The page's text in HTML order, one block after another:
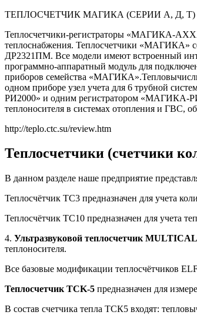
ТЕПЛОСЧЕТЧИК МАГИКА (СЕРИИ А, Д, Т)
Теплосчетчики-регистраторы «МАГИКА-
теплоснабжения. Теплосчетчики «МАГИКА»
ДР2321ПМ. Все модели имеют встроенный
программно-аппаратный модуль для
приборов семейства
одном приборе узел учета для 6 трубной
РИ2000» и одним регистратором «МАГИКА-
теплоносителя в системах отопления и ГВС,
http://teplo.ctc.su/review.htm
Теплосчетчики (счетчики
В данном разделе наше предприятие
Теплосчётчик ТС3 предназначен для учета
Теплосчётчик ТС10 предназначен для учета
4. Ультразвуковой теплосчетчик
теплоносителя.
Все базовые модификации теплосчётчиков
Теплосчетчик TCK-5 предназначен для
В состав счетчика тепла ТСК5 входят: